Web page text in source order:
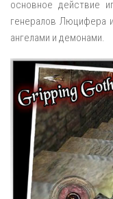
основное действие
генералов Люцифера
ангелами и демонами.